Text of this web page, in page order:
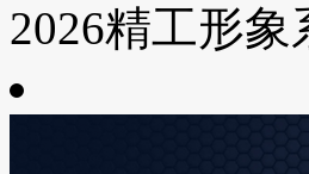
2026精工形